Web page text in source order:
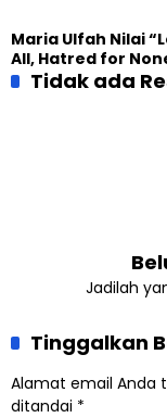
Kekuatan
Maria Ulfah Nilai
All, Hatred for
Semakin Relevan
Tidak ada
Jadilah
Tinggalkan
Alamat email Anda
ditandai *